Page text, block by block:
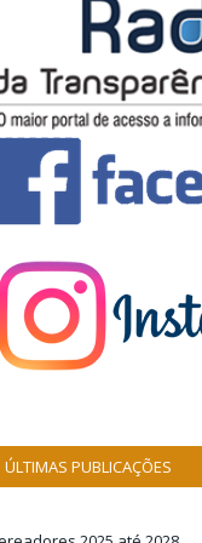
ÚLTIMAS PUBLICAÇÕES